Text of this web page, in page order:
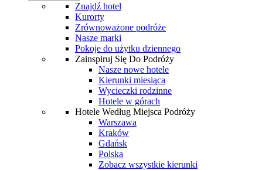
Znajdź hotel
Kurorty
Zrównoważone podróże
Nasze marki
Pokoje do użytku dziennego
Zainspiruj Się Do Podróży
Nasze nowe hotele
Kierunki miesiąca
Wycieczki rodzinne
Hotele w górach
Hotele Według Miejsca Podróży
Warszawa
Kraków
Gdańsk
Polska
Zobacz wszystkie kierunki